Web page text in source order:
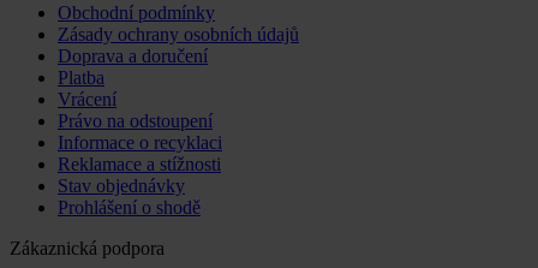
Obchodní podmínky
Zásady ochrany osobních údajů
Doprava a doručení
Platba
Vrácení
Právo na odstoupení
Informace o recyklaci
Reklamace a stížnosti
Stav objednávky
Prohlášení o shodě
Zákaznická podpora